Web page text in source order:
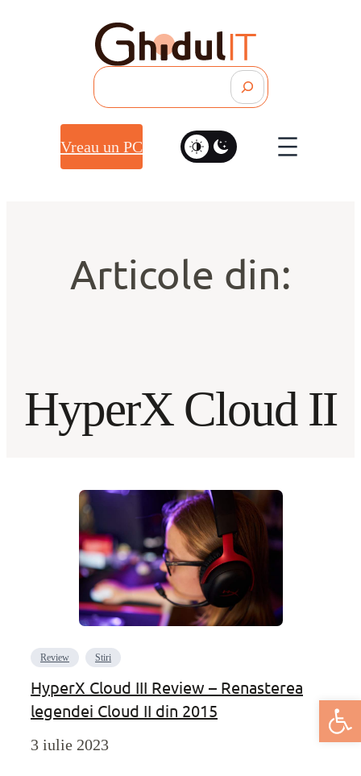
Deschide
Vreau un PC
Articole din:
HyperX Cloud II
Review Stiri
HyperX Cloud III Review – Renasterea
legendei Cloud II din 2015
3 iulie 2023